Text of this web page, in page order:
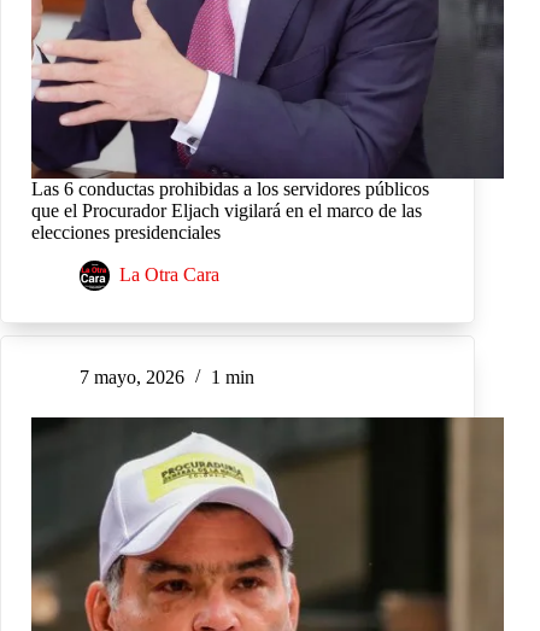
Las 6 conductas prohibidas a los servidores públicos
que el Procurador Eljach vigilará en el marco de las
elecciones presidenciales
La Otra Cara
7 mayo, 2026 1 min